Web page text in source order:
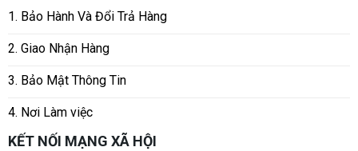
1. Bảo Hành Và Đổi Trả Hàng
2. Giao Nhận Hàng
3. Bảo Mật Thông Tin
4. Nơi Làm việc
KẾT NỐI MẠNG XÃ HỘI